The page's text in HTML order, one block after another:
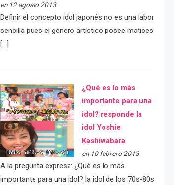
en 12 agosto 2013
Definir el concepto idol japonés no es una labor
sencilla pues el género artístico posee matices
[…]
¿Qué es lo más
importante para una
idol? responde la
idol Yoshie
Kashiwabara
en 10 febrero 2013
A la pregunta expresa: ¿Qué es lo más
importante para una idol? la idol de los 70s-80s